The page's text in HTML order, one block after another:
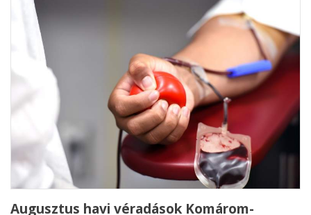
Augusztus havi véradások Komárom-